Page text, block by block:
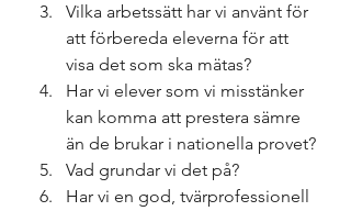
Vilka arbetssätt har vi använt för
att förbereda eleverna för att
visa det som ska mätas?
Har vi elever som vi misstänker
kan komma att prestera sämre
än de brukar i nationella provet?
Vad grundar vi det på?
Har vi en god, tvärprofessionell